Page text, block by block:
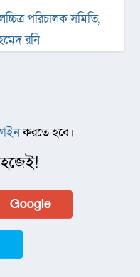
পরিচালক সমিতি,
রনি
করতে হবে।
Google